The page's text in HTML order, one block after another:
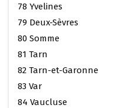
78 Yvelines
79 Deux-Sèvres
80 Somme
81 Tarn
82 Tarn-et-Garonne
83 Var
84 Vaucluse